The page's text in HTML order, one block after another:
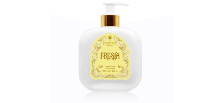
Подробнее
В корзину